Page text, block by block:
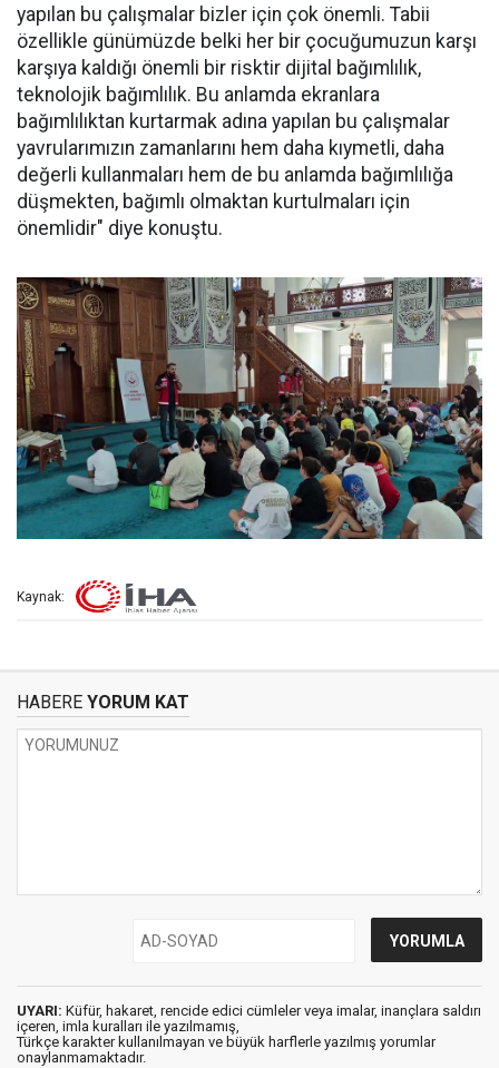
yapılan bu çalışmalar bizler için çok önemli. Tabii
özellikle günümüzde belki her bir çocuğumuzun karşı
karşıya kaldığı önemli bir risktir dijital bağımlılık,
teknolojik bağımlılık. Bu anlamda ekranlara
bağımlılıktan kurtarmak adına yapılan bu çalışmalar
yavrularımızın zamanlarını hem daha kıymetli, daha
değerli kullanmaları hem de bu anlamda bağımlılığa
düşmekten, bağımlı olmaktan kurtulmaları için
önemlidir" diye konuştu.
Kaynak:
HABERE YORUM KAT
UYARI: Küfür, hakaret, rencide edici cümleler veya imalar, inançlara saldırı
içeren, imla kuralları ile yazılmamış,
Türkçe karakter kullanılmayan ve büyük harflerle yazılmış yorumlar
onaylanmamaktadır.